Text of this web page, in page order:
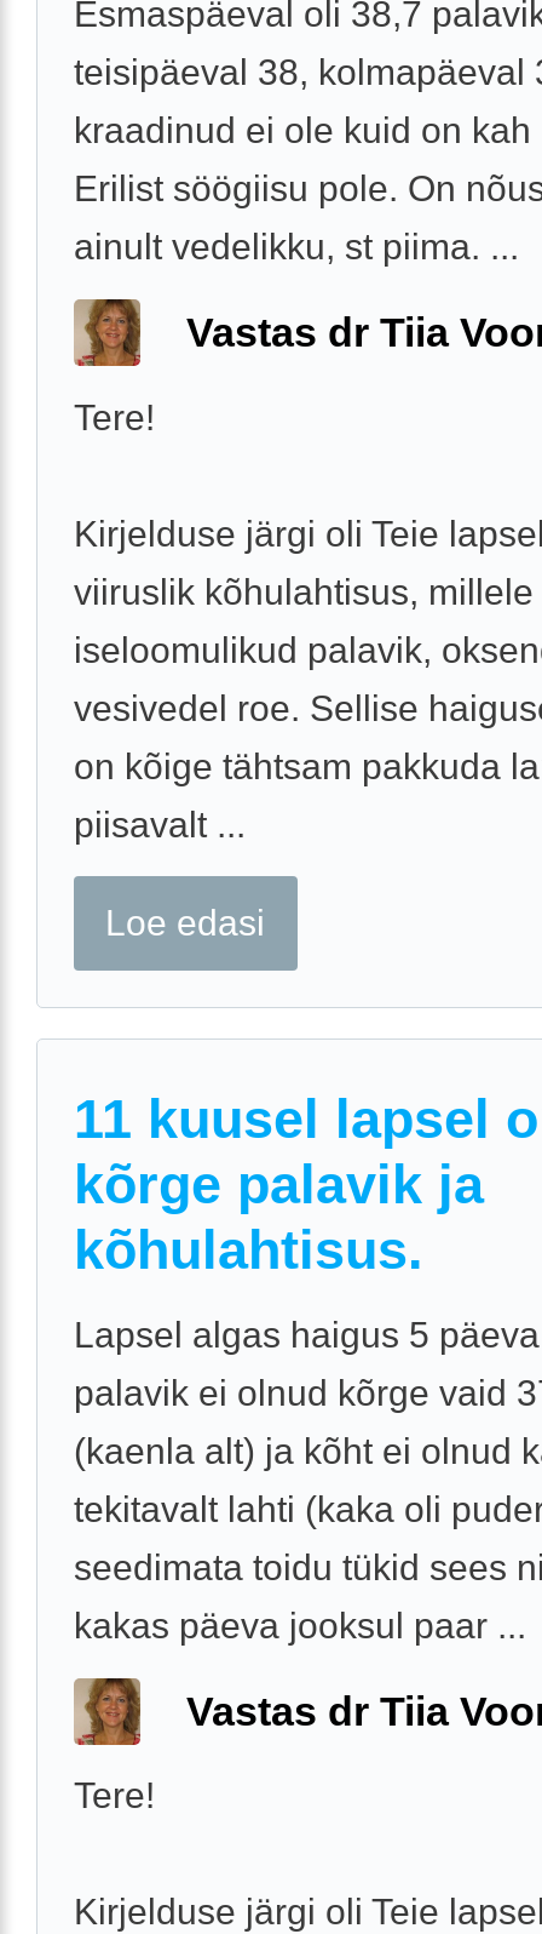
Esmaspäeval oli 38,7
teisipäeval 38, kolmapäeval
kraadinud ei ole kuid on kah
Erilist söögiisu pole. On
ainult vedelikku, st piima. ...
Vastas dr Tiia
Tere!
Kirjelduse järgi oli Teie
viiruslik kõhulahtisus, millele
iseloomulikud palavik,
vesivedel roe. Sellise
on kõige tähtsam pakkuda
piisavalt ...
Loe edasi
11 kuusel lapsel
kõrge palavik ja
kõhulahtisus.
Lapsel algas haigus 5
palavik ei olnud kõrge vaid
(kaenla alt) ja kõht ei olnud
tekitavalt lahti (kaka oli
seedimata toidu tükid sees
kakas päeva jooksul paar ...
Vastas dr Tiia
Tere!
Kirjelduse järgi oli Teie